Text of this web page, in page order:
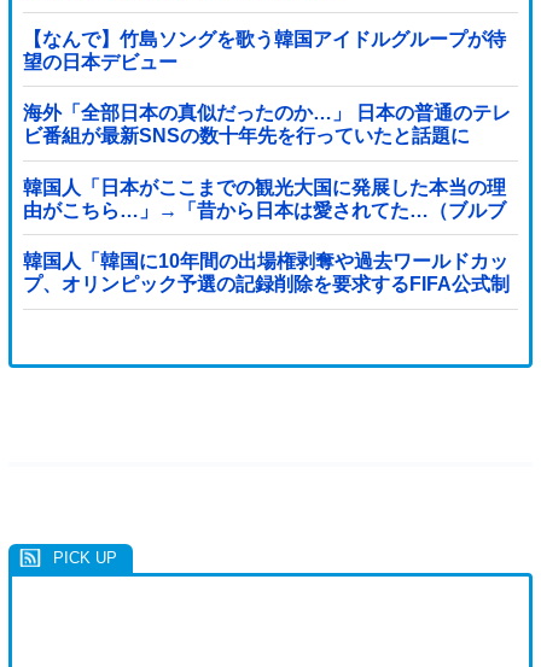
【なんで】竹島ソングを歌う韓国アイドルグループが待
望の日本デビュー
海外「全部日本の真似だったのか…」 日本の普通のテレ
ビ番組が最新SNSの数十年先を行っていたと話題に
韓国人「日本がここまでの観光大国に発展した本当の理
由がこちら…」→「昔から日本は愛されてた…（ブルブ
ル」＝韓国の反応
韓国人「韓国に10年間の出場権剥奪や過去ワールドカッ
プ、オリンピック予選の記録削除を要求するFIFA公式制
裁を海外メディアが報道！」